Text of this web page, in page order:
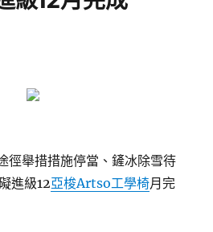
徑舉措措施停當、鏟冰除雪待
進級12亞梭Artso工學椅月完